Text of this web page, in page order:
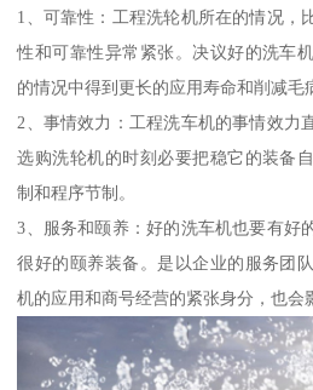
1、可靠性：工程洗轮机所在的情况，
性和可靠性异常紧张。决议好的洗车
的情况中得到更长的应用寿命和削减毛
2、事情效力：工程洗车机的事情效力
选购洗轮机的时刻必要把稳它的装备
制和程序节制。
3、服务和颐养：好的洗车机也要有好
很好的颐养装备。是以企业的服务团
机的应用和商号经营的紧张身分，也会